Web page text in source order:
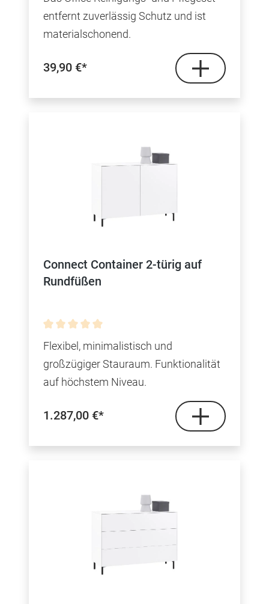
entfernt zuverlässig Schutz und ist
materialschonend.
39,90 €*
Connect Container 2-türig auf
Rundfüßen
Durchschnittliche Bewertung von 0 von 5
Flexibel, minimalistisch und
großzügiger Stauraum. Funktionalität
auf höchstem Niveau.
1.287,00 €*